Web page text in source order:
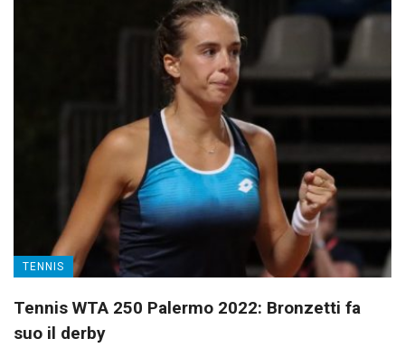
TENNIS
Tennis WTA 250 Palermo 2022: Bronzetti fa
suo il derby